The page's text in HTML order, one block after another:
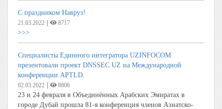
С праздником Навруз!
21.03.2022 8717
>>>
Специалисты Единного интегратора UZINFOCOM
презентовали проект DNSSEC.UZ на Международной
конференции APTLD.
02.03.2022 8806
23 и 24 февраля в Объединённых Арабских Эмиратах в
городе Дубай прошла 81-я конференция членов Азиатско-